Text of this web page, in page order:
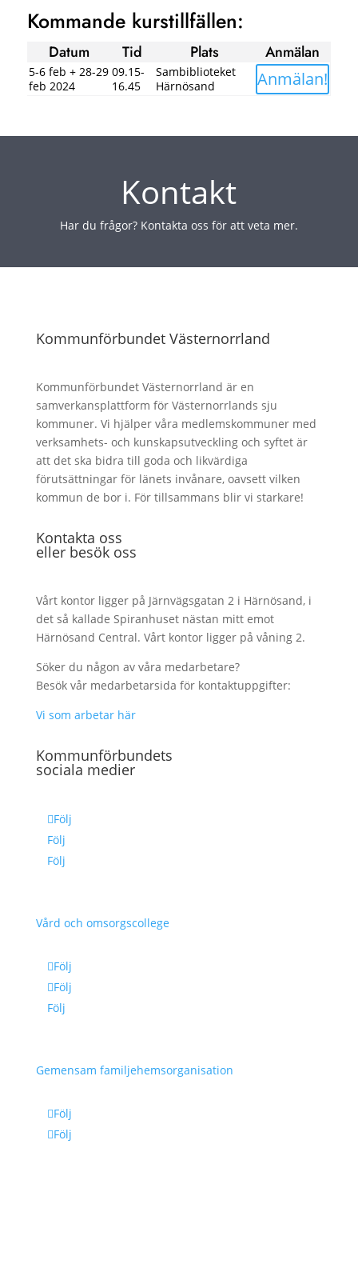
Kommande kurstillfällen:
Datum Tid Plats Anmälan
5-6 feb + 28-29
feb 2024
09.15-
16.45
Sambiblioteket
Härnösand
Anmälan!
Kontakt
Har du frågor? Kontakta oss för att veta mer.
Kommunförbundet Västernorrland
Kommunförbundet Västernorrland är en
samverkansplattform för Västernorrlands sju
kommuner. Vi hjälper våra medlemskommuner med
verksamhets- och kunskapsutveckling och syftet är
att det ska bidra till goda och likvärdiga
förutsättningar för länets invånare, oavsett vilken
kommun de bor i. För tillsammans blir vi starkare!
Kontakta oss
eller besök oss
Vårt kontor ligger på Järnvägsgatan 2 i Härnösand, i
det så kallade Spiranhuset nästan mitt emot
Härnösand Central. Vårt kontor ligger på våning 2.
Söker du någon av våra medarbetare?
Besök vår medarbetarsida för kontaktuppgifter:
Vi som arbetar här
Kommunförbundets
sociala medier
Följ
Följ
Följ
Vård och omsorgscollege
Följ
Följ
Följ
Gemensam familjehemsorganisation
Följ
Följ